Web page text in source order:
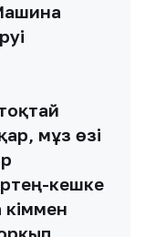
мұз өзі
кешке
кіммен